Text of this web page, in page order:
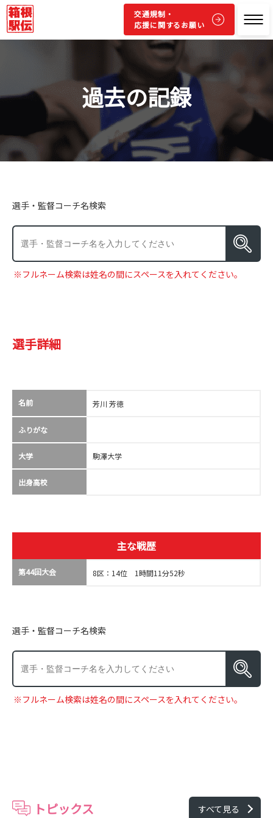
交通規制・
応援に関するお願い
過去の記録
選手・監督コーチ名検索
※フルネーム検索は姓名の間にスペースを入れてください。
選手詳細
名前 芳川 芳徳
ふりがな
大学 駒澤大学
出身高校
主な戦歴
第44回大会 8区：14位 1時間11分52秒
選手・監督コーチ名検索
※フルネーム検索は姓名の間にスペースを入れてください。
トピックス すべて見る